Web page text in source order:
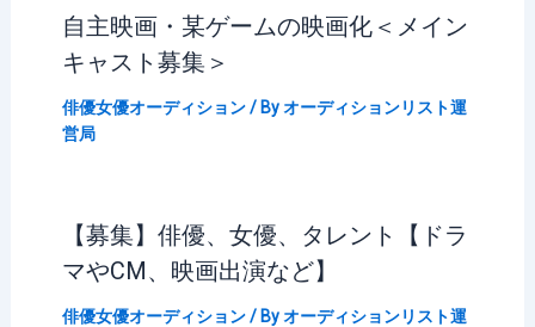
自主映画・某ゲームの映画化＜メイン
キャスト募集＞
俳優女優オーディション/ Byオーディションリスト運
営局
【募集】俳優、女優、タレント【ドラ
マやCM、映画出演など】
俳優女優オーディション/ Byオーディションリスト運